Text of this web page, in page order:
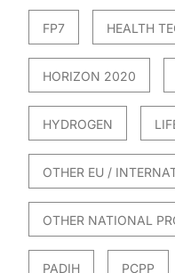
FP7 HEALTH
HORIZON 2020
HYDROGEN
OTHER EU /
OTHER NATIONAL
PADIH PCPP